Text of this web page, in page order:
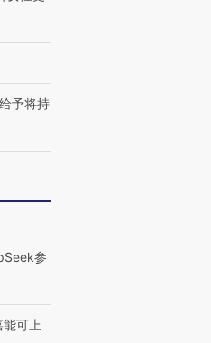
予将持
参
可上